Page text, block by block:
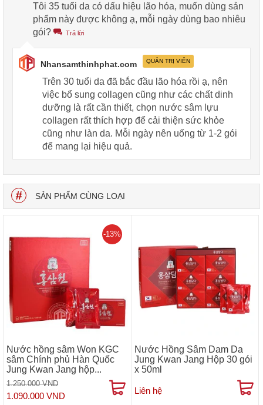
Tôi 35 tuổi da có dấu hiệu lão hóa, muốn dùng sản
phẩm này được không ạ, mỗi ngày dùng bao nhiêu
gói?
Trả lời
Nhansamthinhphat.com QUẢN TRỊ VIÊN
Trên 30 tuổi da đã bắc đầu lão hóa rồi ạ, nên
việc bổ sung collagen cũng như các chất dinh
dưỡng là rất cần thiết, chọn nước sâm lựu
collagen rất thích hợp để cải thiện sức khỏe
cũng như làn da. Mỗi ngày nên uống từ 1-2 gói
để mang lại hiệu quả.
SẢN PHẨM CÙNG LOẠI
Nước hồng sâm Won KGC
sâm Chính phủ Hàn Quốc
Jung Kwan Jang hộp...
1.250.000 VND
1.090.000 VND
-13%
Nước Hồng Sâm Dam Da
Jung Kwan Jang Hộp 30 gói
x 50ml
Liên hệ